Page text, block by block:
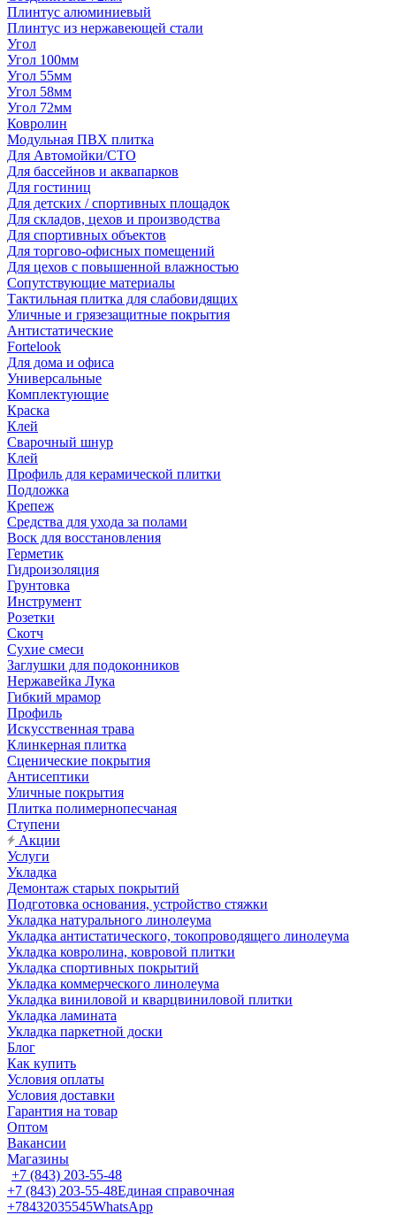
Плинтус алюминиевый
Плинтус из нержавеющей стали
Угол
Угол 100мм
Угол 55мм
Угол 58мм
Угол 72мм
Ковролин
Модульная ПВХ плитка
Для Автомойки/СТО
Для бассейнов и аквапарков
Для гостиниц
Для детских / спортивных площадок
Для складов, цехов и производства
Для спортивных объектов
Для торгово-офисных помещений
Для цехов с повышенной влажностью
Сопутствующие материалы
Тактильная плитка для слабовидящих
Уличные и грязезащитные покрытия
Антистатические
Fortelook
Для дома и офиса
Универсальные
Комплектующие
Краска
Клей
Сварочный шнур
Клей
Профиль для керамической плитки
Подложка
Крепеж
Средства для ухода за полами
Воск для восстановления
Герметик
Гидроизоляция
Грунтовка
Инструмент
Розетки
Скотч
Сухие смеси
Заглушки для подоконников
Нержавейка Лука
Гибкий мрамор
Профиль
Искусственная трава
Клинкерная плитка
Сценические покрытия
Антисептики
Уличные покрытия
Плитка полимернопесчаная
Ступени
Акции
Услуги
Укладка
Демонтаж старых покрытий
Подготовка основания, устройство стяжки
Укладка натурального линолеума
Укладка антистатического, токопроводящего линолеума
Укладка ковролина, ковровой плитки
Укладка спортивных покрытий
Укладка коммерческого линолеума
Укладка виниловой и кварцвиниловой плитки
Укладка ламината
Укладка паркетной доски
Блог
Как купить
Условия оплаты
Условия доставки
Гарантия на товар
Оптом
Вакансии
Магазины
+7 (843) 203-55-48
+7 (843) 203-55-48Единая справочная
+78432035545WhatsApp